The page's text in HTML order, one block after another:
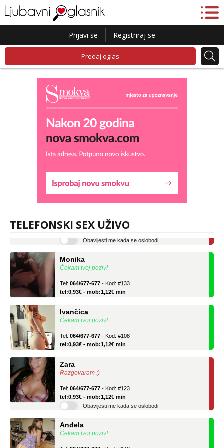
Prijavi se Registriraj se
Predaj oglas
TELEFONSKI SEX UŽIVO
tel:0,93€ - mob:1,12€ min
Čekam tvoj poziv!
tel:0,93€ - mob:1,12€ min
Čekam tvoj poziv!
tel:0,93€ - mob:1,12€ min
Razgovaram :)
tel:0,93€ - mob:1,12€ min
Obavijesti me kada se oslobodi
Čekam tvoj poziv!